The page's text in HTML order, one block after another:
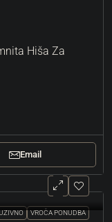
Hiša Za
Email
VROČA PONUDBA